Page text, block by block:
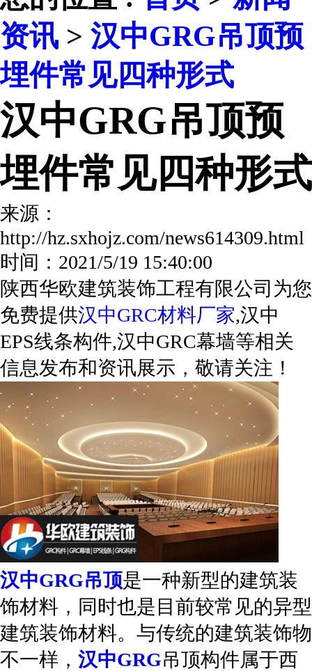
资讯 > 汉中GRG吊顶预
埋件常见四种形式
汉中GRG吊顶预
埋件常见四种形式
来源：
http://hz.sxhojz.com/
时间：2021/5/19 15:40:00
陕西华欧建筑装饰工程有限公司为您
免费提供汉中GRC材料厂家,汉中
EPS线条构件,汉中GRC幕墙等相关
信息发布和资讯展示，敬请关注！
汉中GRG吊顶是一种新型的建筑装
饰材料，同时也是目前较常见的异型
建筑装饰材料。与传统的建筑装饰物
不一样， 汉中GRG吊顶构件属于西